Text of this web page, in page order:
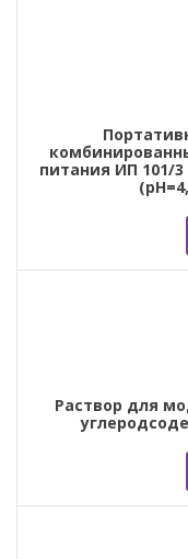
питания ИП 101/
Раствор для